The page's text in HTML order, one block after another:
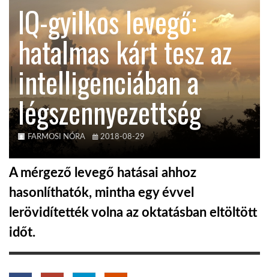
KÖZEL-KELET
AUSZTRÁLIA
A VILÁG ITTHON
MÉDIA
IQ-gyilkos levegő:
hatalmas kárt tesz az
intelligenciában a
légszennyezettség
FARMOSI NÓRA 2018-08-29
A mérgező levegő hatásai ahhoz
hasonlíthatók, mintha egy évvel
lerövidítették volna az oktatásban eltöltött
időt.